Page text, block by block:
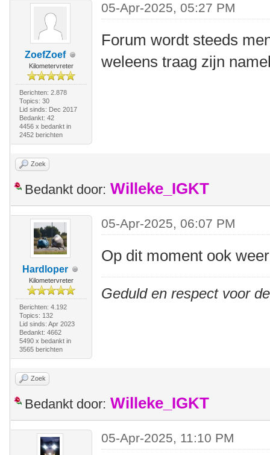
ZoefZoef
Kilometervreter
Berichten: 2.878
Topics: 30
Lid sinds: Dec 2017
Bedankt: 42
4456 x bedankt in
2452 berichten
05-Apr-2025, 05:27 PM
Forum wordt steeds
weleens traag zijn
Zoek
Bedankt door: Willeke_IGKT
Hardloper
Kilometervreter
Berichten: 4.192
Topics: 132
Lid sinds: Apr 2023
Bedankt: 4662
5490 x bedankt in
3565 berichten
05-Apr-2025, 06:07 PM
Op dit moment ook
Geduld en respect voor
Zoek
Bedankt door: Willeke_IGKT
05-Apr-2025, 11:10 PM